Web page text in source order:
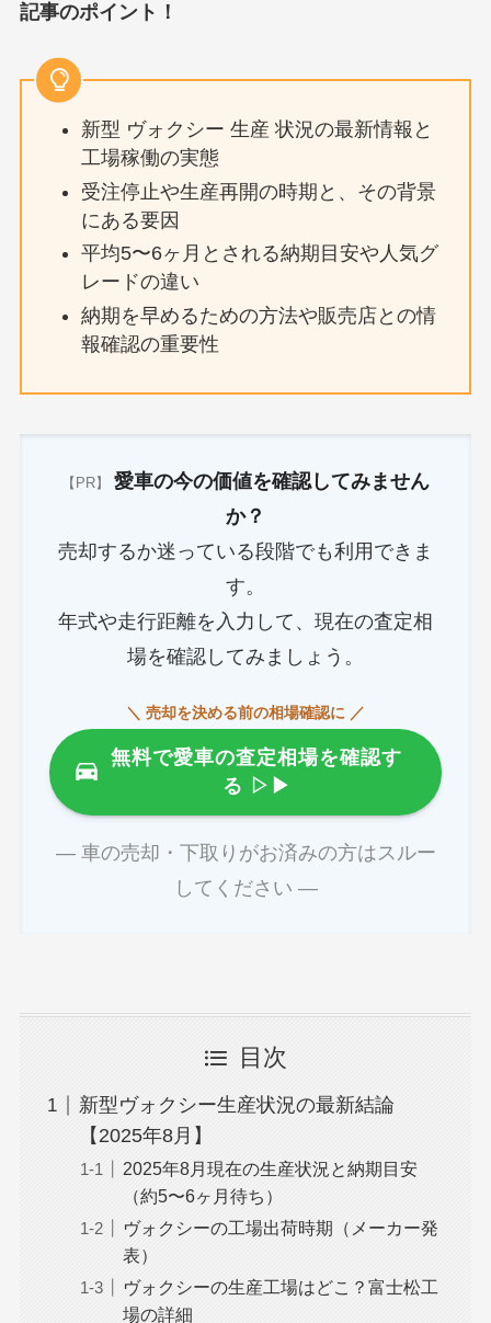
記事のポイント！
新型 ヴォクシー 生産 状況の最新情報と
工場稼働の実態
受注停止や生産再開の時期と、その背景
にある要因
平均5〜6ヶ月とされる納期目安や人気グ
レードの違い
納期を早めるための方法や販売店との情
報確認の重要性
【PR】
愛車の今の価値を確認してみません
か？
売却するか迷っている段階でも利用できま
す。
年式や走行距離を入力して、現在の査定相
場を確認してみましょう。
＼ 売却を決める前の相場確認に ／
無料で愛車の査定相場を確認す
る ▷▶
― 車の売却・下取りがお済みの方はスルー
してください ―
目次
新型ヴォクシー生産状況の最新結論
【2025年8月】
2025年8月現在の生産状況と納期目安
（約5〜6ヶ月待ち）
ヴォクシーの工場出荷時期（メーカー発
表）
ヴォクシーの生産工場はどこ？富士松工
場の詳細